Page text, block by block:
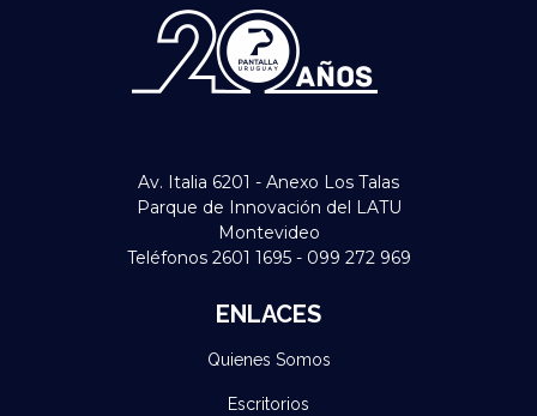
Av. Italia 6201 - Anexo Los Talas
Parque de Innovación del LATU
Montevideo
Teléfonos 2601 1695 - 099 272 969
ENLACES
Quienes Somos
Escritorios